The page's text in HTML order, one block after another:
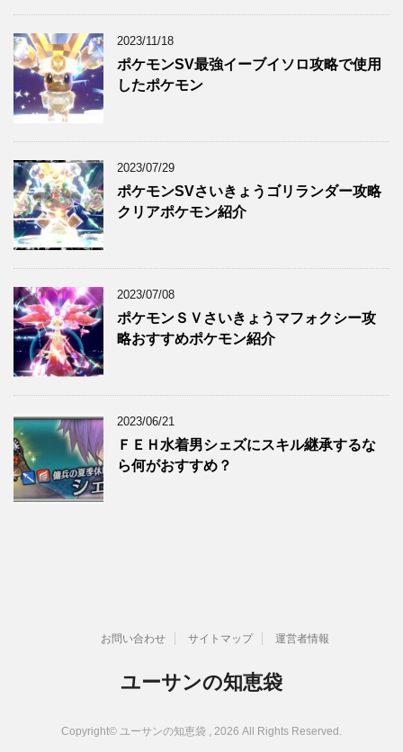
2023/11/18
ポケモンSV最強イーブイソロ攻略で使用
したポケモン
2023/07/29
ポケモンSVさいきょうゴリランダー攻略
クリアポケモン紹介
2023/07/08
ポケモンＳＶさいきょうマフォクシー攻
略おすすめポケモン紹介
2023/06/21
ＦＥＨ水着男シェズにスキル継承するな
ら何がおすすめ？
お問い合わせ サイトマップ 運営者情報
ユーサンの知恵袋
Copyright© ユーサンの知恵袋 , 2026 All Rights Reserved.